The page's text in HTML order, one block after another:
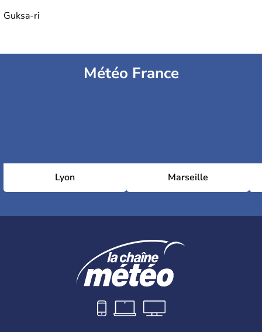
Guksa-ri
Météo France
Lyon Marseille